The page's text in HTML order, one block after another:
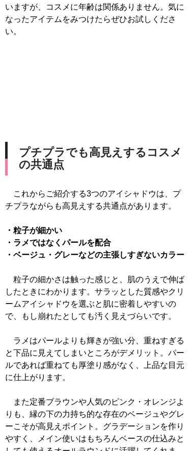
いますが、コスメに年齢は関係ありません。気に
なったアイテムをみつけたらぜひお試しくださ
い。
プチプラでも高見えするコスメ
の共通点
これからご紹介する3つのアイシャドウは、プ
チプラながらも高見えする共通点があります。
・粒子が細かい
・ラメではなくパールを配合
・ベージュ・グレーなどの主張しすぎないカラー
粒子の細かさは触った感じと、肌のうえで伸ば
したときにわかります。サラッとした質感やクリ
ームアイシャドウを選ぶと肌に密着しやすいの
で、もし崩れたとしても汚く見えづらいです。
ラメはパールよりも輝きが強い分、重ねすぎる
と下品に見えてしまいところがデメリット。パー
ルであれば重ねても厚塗り感がなく、上品な目元
に仕上がります。
また定番ブラウンや人気のピンク・オレンジよ
りも、縁の下の力持ち的な存在のベージュやグレ
ーこそが高見えポイント。グラデーションを作り
やすく、メイン使いはもちろんベースの仕込みと